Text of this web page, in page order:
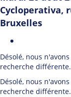
Cycloperativa,
Bruxelles
Désolé, nous
recherche différente.
Désolé, nous
recherche différente.